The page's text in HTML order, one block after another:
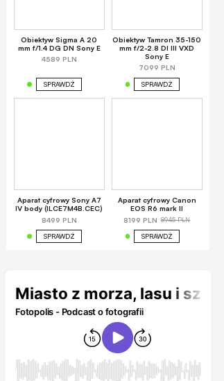
Obiektyw Sigma A 20
mm f/1.4 DG DN Sony E
4589 PLN
SPRAWDŹ
Obiektyw Tamron 35-150
mm f/2-2.8 DI III VXD
Sony E
7099 PLN
SPRAWDŹ
Aparat cyfrowy Sony A7
IV body (ILCE7M4B.CEC)
8499 PLN
SPRAWDŹ
Aparat cyfrowy Canon
EOS R6 mark II
8199 PLN 8945 PLN
SPRAWDŹ